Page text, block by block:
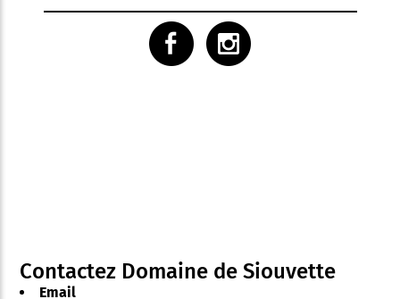
Contactez Domaine de Siouvette
Email